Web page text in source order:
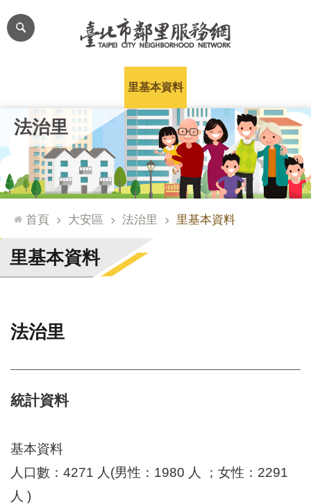
跳到主要內容區塊
網
站
台
通
臺
北
市
門
整
檢
索
統
文
化
局
法治里
里基本資料
首頁 大安區 法治里 里基本資料
里基本資料
法治里
統計資料
基本資料
人口數：4271 人(男性：1980 人 ；女性：2291
人 )